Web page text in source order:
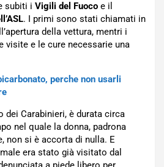
subiti i Vigili del Fuoco e il
. I primi sono stati chiamati in
della vettura, mentri i
visite e le cure necessarie una
perche non usarli
dei Carabinieri, è durata circa
nel quale la donna, padrona
non si è accorta di nulla. E
era stato già visitato dal